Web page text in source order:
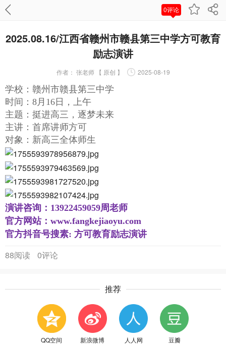
0评论
2025.08.16/江西省赣州市赣县第三中学方可教育
励志演讲
作者： 张老师 【 原创 】 2025-08-19
学校：赣州市赣县第三中学
时间：8月16日，上午
主题：挺进高三，逐梦未来
主讲：首席讲师方可
对象：新高三全体师生
演讲咨询：13922459059周老师
官方网站：www.fangkejiaoyu.com
官方抖音号搜素: 方可教育励志演讲
88阅读 0评论
推荐
QQ空间 新浪微博 人人网 豆瓣